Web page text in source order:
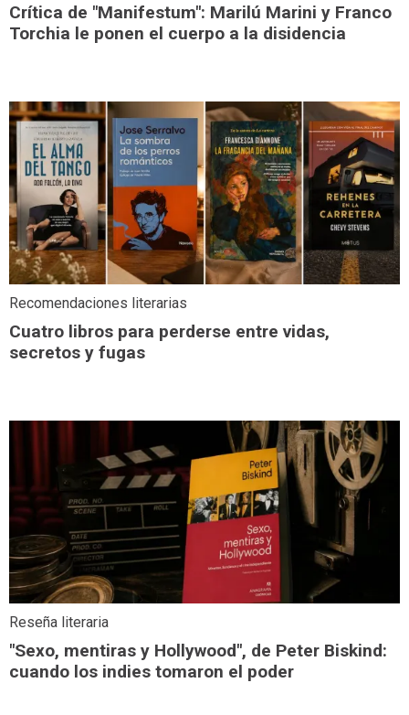
Crítica de "Manifestum": Marilú Marini y Franco
Torchia le ponen el cuerpo a la disidencia
Recomendaciones literarias
Cuatro libros para perderse entre vidas,
secretos y fugas
Reseña literaria
"Sexo, mentiras y Hollywood", de Peter Biskind:
cuando los indies tomaron el poder